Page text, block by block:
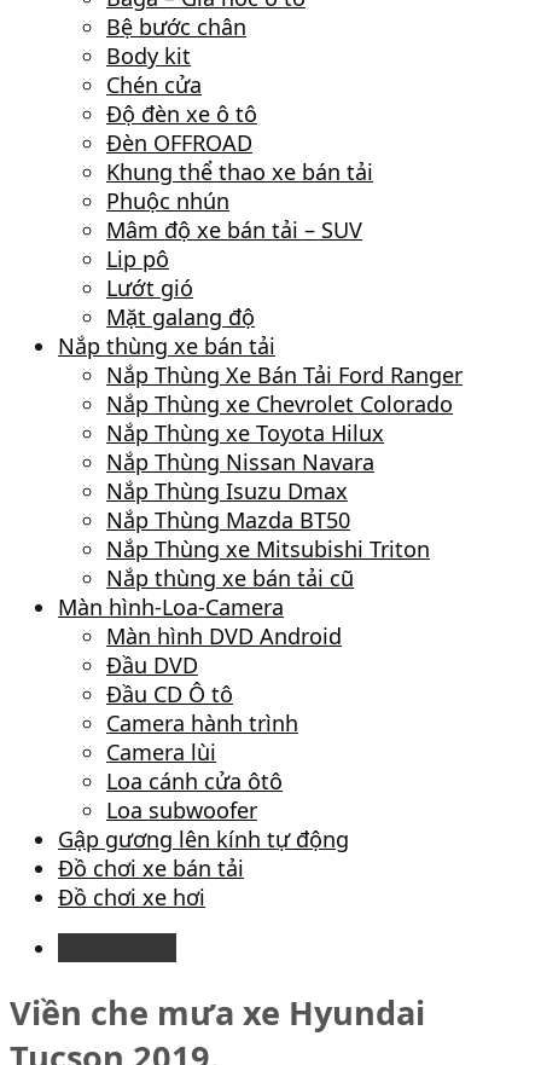
Bệ bước chân
Body kit
Chén cửa
Độ đèn xe ô tô
Đèn OFFROAD
Khung thể thao xe bán tải
Phuộc nhún
Mâm độ xe bán tải – SUV
Lip pô
Lướt gió
Mặt galang độ
Nắp thùng xe bán tải
Nắp Thùng Xe Bán Tải Ford Ranger
Nắp Thùng xe Chevrolet Colorado
Nắp Thùng xe Toyota Hilux
Nắp Thùng Nissan Navara
Nắp Thùng Isuzu Dmax
Nắp Thùng Mazda BT50
Nắp Thùng xe Mitsubishi Triton
Nắp thùng xe bán tải cũ
Màn hình-Loa-Camera
Màn hình DVD Android
Đầu DVD
Đầu CD Ô tô
Camera hành trình
Camera lùi
Loa cánh cửa ôtô
Loa subwoofer
Gập gương lên kính tự động
Đồ chơi xe bán tải
Đồ chơi xe hơi
Viền che mưa xe Hyundai